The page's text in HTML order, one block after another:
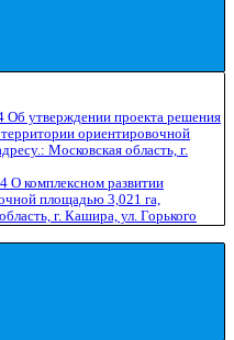
утверждении проекта решения
ориентировочной
Московская область, г.
О комплексном развитии
площадью 3,021 га,
г. Кашира, ул. Горького